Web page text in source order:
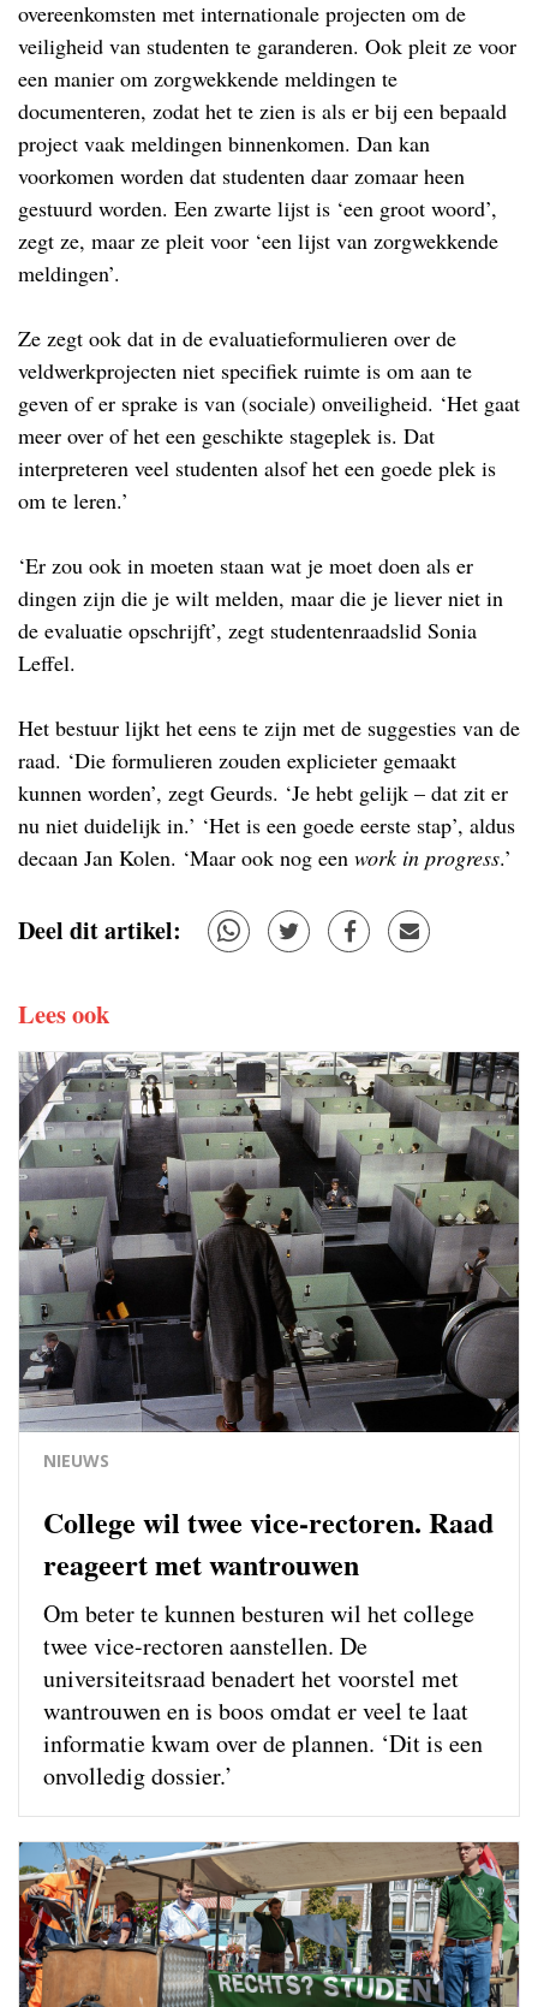
overeenkomsten met internationale projecten om de
veiligheid van studenten te garanderen. Ook pleit ze voor
een manier om zorgwekkende meldingen te
documenteren, zodat het te zien is als er bij een bepaald
project vaak meldingen binnenkomen. Dan kan
voorkomen worden dat studenten daar zomaar heen
gestuurd worden. Een zwarte lijst is ‘een groot woord’,
zegt ze, maar ze pleit voor ‘een lijst van zorgwekkende
meldingen’.
Ze zegt ook dat in de evaluatieformulieren over de
veldwerkprojecten niet specifiek ruimte is om aan te
geven of er sprake is van (sociale) onveiligheid. ‘Het gaat
meer over of het een geschikte stageplek is. Dat
interpreteren veel studenten alsof het een goede plek is
om te leren.’
‘Er zou ook in moeten staan wat je moet doen als er
dingen zijn die je wilt melden, maar die je liever niet in
de evaluatie opschrijft’, zegt studentenraadslid Sonia
Leffel.
Het bestuur lijkt het eens te zijn met de suggesties van de
raad. ‘Die formulieren zouden explicieter gemaakt
kunnen worden’, zegt Geurds. ‘Je hebt gelijk – dat zit er
nu niet duidelijk in.’ ‘Het is een goede eerste stap’, aldus
decaan Jan Kolen. ‘Maar ook nog een work in progress.’
Deel dit artikel:
Lees ook
NIEUWS
College wil twee vice-rectoren. Raad
reageert met wantrouwen
Om beter te kunnen besturen wil het college
twee vice-rectoren aanstellen. De
universiteitsraad benadert het voorstel met
wantrouwen en is boos omdat er veel te laat
informatie kwam over de plannen. ‘Dit is een
onvolledig dossier.’